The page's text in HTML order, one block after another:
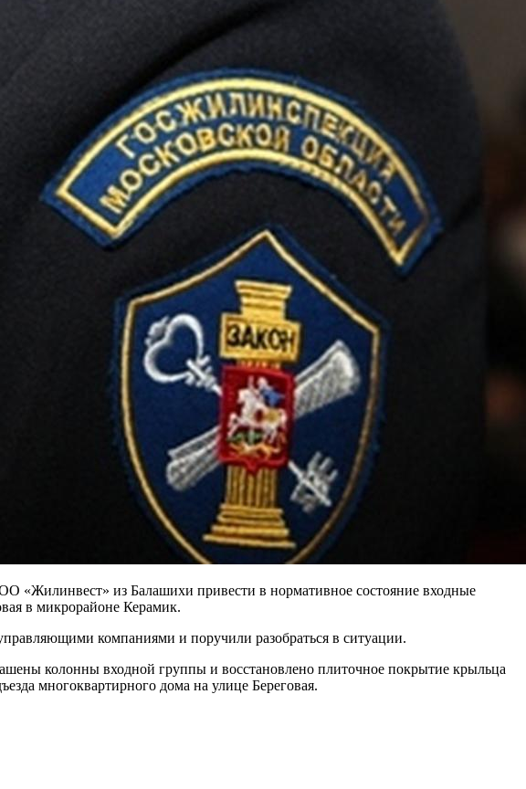
из Балашихи привести в нормативное состояние входные
в микрорайоне Керамик.
компаниями и поручили разобраться в ситуации.
колонны входной группы и восстановлено плиточное покрытие крыльца
многоквартирного дома на улице Береговая.